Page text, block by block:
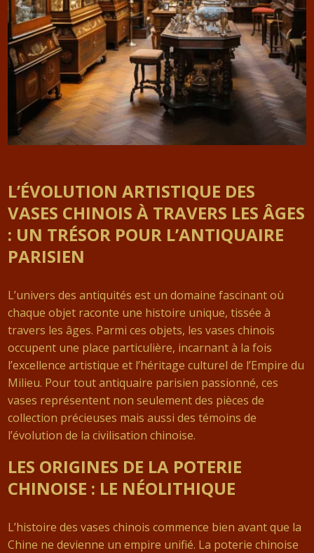
L’ÉVOLUTION ARTISTIQUE DES
VASES CHINOIS À TRAVERS LES ÂGES
: UN TRÉSOR POUR L’ANTIQUAIRE
PARISIEN
L’univers des antiquités est un domaine fascinant où
chaque objet raconte une histoire unique, tissée à
travers les âges. Parmi ces objets, les vases chinois
occupent une place particulière, incarnant à la fois
l’excellence artistique et l’héritage culturel de l’Empire du
Milieu. Pour tout antiquaire parisien passionné, ces
vases représentent non seulement des pièces de
collection précieuses mais aussi des témoins de
l’évolution de la civilisation chinoise.
LES ORIGINES DE LA POTERIE
CHINOISE : LE NÉOLITHIQUE
L’histoire des vases chinois commence bien avant que la
Chine ne devienne un empire unifié. La poterie chinoise